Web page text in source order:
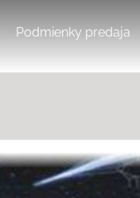
Podmienky predaja